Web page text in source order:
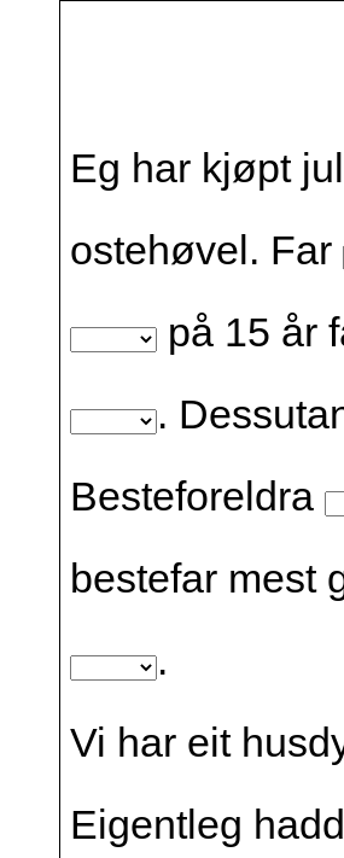
Eg har kjøpt
ostehøvel. Far
på 15 år
.
Besteforeldra
bestefar mest
.
Vi har eit
Eigentleg